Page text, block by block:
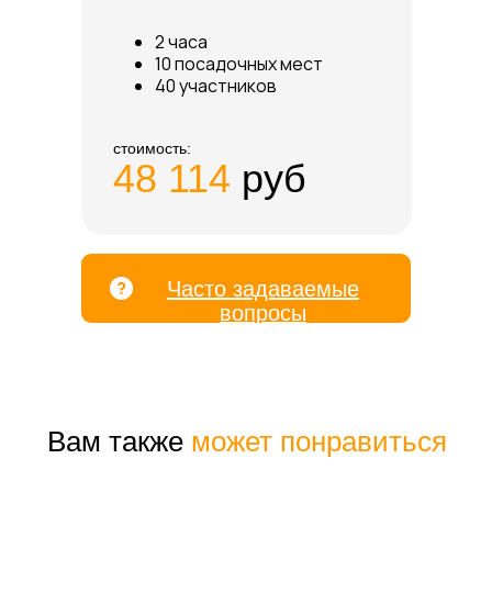
2 часа
10 посадочных мест
40 участников
48 114 руб
стоимость:
Часто задаваемые
вопросы
Вам также может понравиться